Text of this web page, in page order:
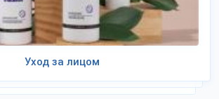
Уход за лицом